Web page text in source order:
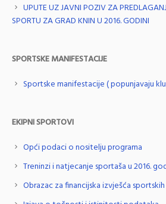
UPUTE UZ JAVNI POZIV ZA
SPORTU ZA GRAD KNIN U 2016. GODINI
SPORTSKE MANIFESTACIJE
Sportske manifestacije ( popunjavaju
EKIPNI SPORTOVI
Opći podaci o nositelju programa
Treninzi i natjecanje sportaša u 2016.
Obrazac za financijska izvješća